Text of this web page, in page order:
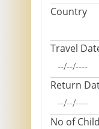
Country
Travel
Return
No of